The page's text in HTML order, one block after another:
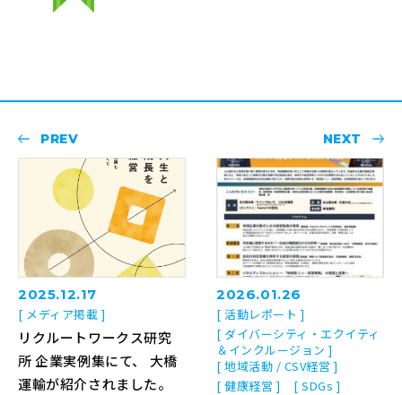
PREV
2025.12.17
[ メディア掲載 ]
リクルートワークス研究
所 企業実例集にて、 大橋
運輸が紹介されました。
NEXT
2026.01.26
[ 活動レポート ]
[ ダイバーシティ・エクイティ
＆インクルージョン ]
[ 地域活動 / CSV経営 ]
[ 健康経営 ]
[ SDGs ]